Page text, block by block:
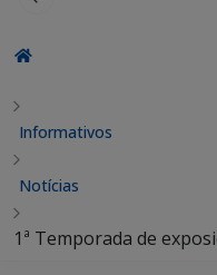
Informativos
Notícias
1ª Temporada de